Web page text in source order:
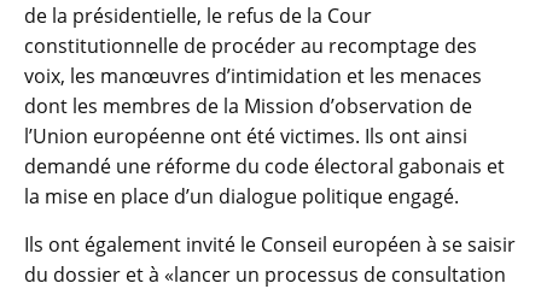
de la présidentielle, le refus de la Cour
constitutionnelle de procéder au recomptage des
voix, les manœuvres d’intimidation et les menaces
dont les membres de la Mission d’observation de
l’Union européenne ont été victimes. Ils ont ainsi
demandé une réforme du code électoral gabonais et
la mise en place d’un dialogue politique engagé.
Ils ont également invité le Conseil européen à se saisir
du dossier et à «lancer un processus de consultation